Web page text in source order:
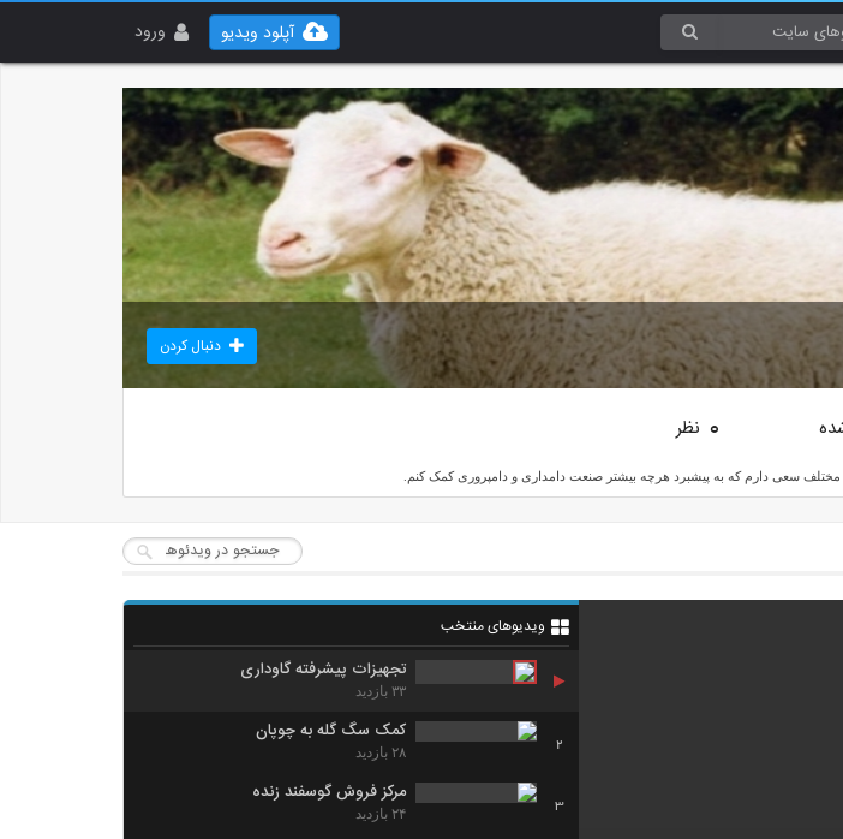
ورود آپلود ویدیو
دنبال کردن
0 نظر
سعی دارم که به پیشبرد هرچه بیشتر صنعت دامداری و دامپروری کمک کنم.
ویدیوهای منتخب
تجهیزات پیشرفته گاوداری
۳۳ بازدید
2
کمک سگ گله به چوپان
۲۸ بازدید
3
مرکز فروش گوسفند زنده
۲۴ بازدید